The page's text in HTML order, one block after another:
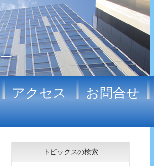
アクセス お問合せ
トピックスの検索